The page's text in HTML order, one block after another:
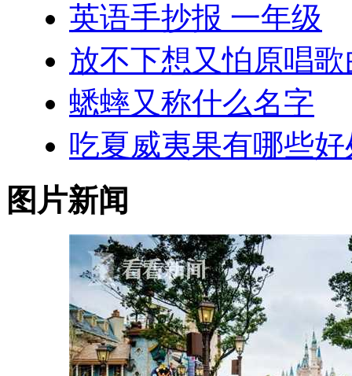
英语手抄报 一年级
放不下想又怕原唱歌
蟋蟀又称什么名字
吃夏威夷果有哪些好
图片新闻